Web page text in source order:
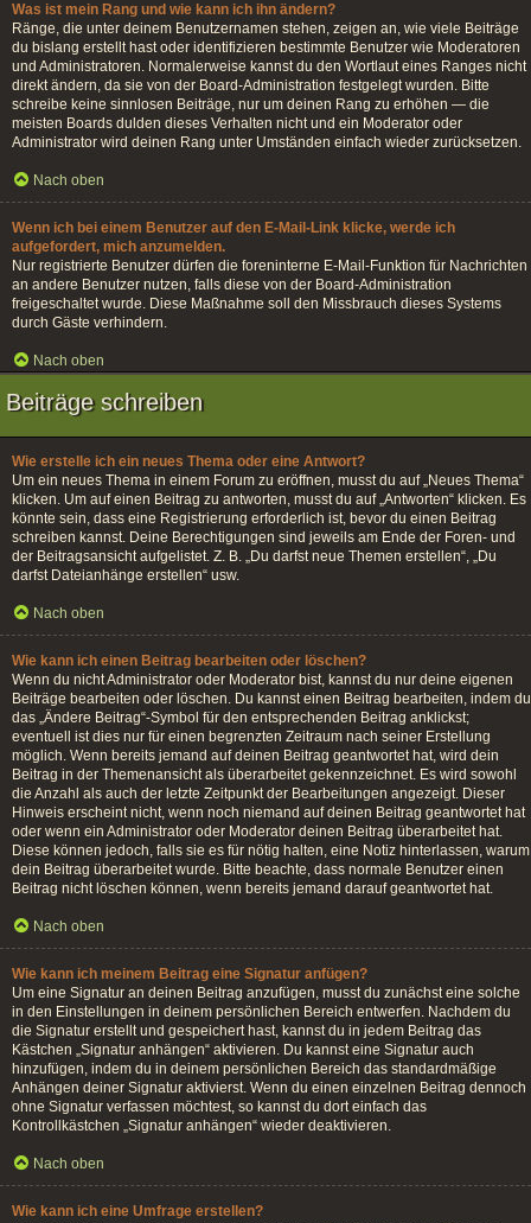
Was ist mein Rang und wie kann ich ihn ändern?
Ränge, die unter deinem Benutzernamen stehen, zeigen an, wie viele Beiträge
du bislang erstellt hast oder identifizieren bestimmte Benutzer wie Moderatoren
und Administratoren. Normalerweise kannst du den Wortlaut eines Ranges nicht
direkt ändern, da sie von der Board-Administration festgelegt wurden. Bitte
schreibe keine sinnlosen Beiträge, nur um deinen Rang zu erhöhen — die
meisten Boards dulden dieses Verhalten nicht und ein Moderator oder
Administrator wird deinen Rang unter Umständen einfach wieder zurücksetzen.
Nach oben
Wenn ich bei einem Benutzer auf den E-Mail-Link klicke, werde ich
aufgefordert, mich anzumelden.
Nur registrierte Benutzer dürfen die foreninterne E-Mail-Funktion für Nachrichten
an andere Benutzer nutzen, falls diese von der Board-Administration
freigeschaltet wurde. Diese Maßnahme soll den Missbrauch dieses Systems
durch Gäste verhindern.
Nach oben
Beiträge schreiben
Wie erstelle ich ein neues Thema oder eine Antwort?
Um ein neues Thema in einem Forum zu eröffnen, musst du auf „Neues Thema“
klicken. Um auf einen Beitrag zu antworten, musst du auf „Antworten“ klicken. Es
könnte sein, dass eine Registrierung erforderlich ist, bevor du einen Beitrag
schreiben kannst. Deine Berechtigungen sind jeweils am Ende der Foren- und
der Beitragsansicht aufgelistet. Z. B. „Du darfst neue Themen erstellen“, „Du
darfst Dateianhänge erstellen“ usw.
Nach oben
Wie kann ich einen Beitrag bearbeiten oder löschen?
Wenn du nicht Administrator oder Moderator bist, kannst du nur deine eigenen
Beiträge bearbeiten oder löschen. Du kannst einen Beitrag bearbeiten, indem du
das „Ändere Beitrag“-Symbol für den entsprechenden Beitrag anklickst;
eventuell ist dies nur für einen begrenzten Zeitraum nach seiner Erstellung
möglich. Wenn bereits jemand auf deinen Beitrag geantwortet hat, wird dein
Beitrag in der Themenansicht als überarbeitet gekennzeichnet. Es wird sowohl
die Anzahl als auch der letzte Zeitpunkt der Bearbeitungen angezeigt. Dieser
Hinweis erscheint nicht, wenn noch niemand auf deinen Beitrag geantwortet hat
oder wenn ein Administrator oder Moderator deinen Beitrag überarbeitet hat.
Diese können jedoch, falls sie es für nötig halten, eine Notiz hinterlassen, warum
dein Beitrag überarbeitet wurde. Bitte beachte, dass normale Benutzer einen
Beitrag nicht löschen können, wenn bereits jemand darauf geantwortet hat.
Nach oben
Wie kann ich meinem Beitrag eine Signatur anfügen?
Um eine Signatur an deinen Beitrag anzufügen, musst du zunächst eine solche
in den Einstellungen in deinem persönlichen Bereich entwerfen. Nachdem du
die Signatur erstellt und gespeichert hast, kannst du in jedem Beitrag das
Kästchen „Signatur anhängen“ aktivieren. Du kannst eine Signatur auch
hinzufügen, indem du in deinem persönlichen Bereich das standardmäßige
Anhängen deiner Signatur aktivierst. Wenn du einen einzelnen Beitrag dennoch
ohne Signatur verfassen möchtest, so kannst du dort einfach das
Kontrollkästchen „Signatur anhängen“ wieder deaktivieren.
Nach oben
Wie kann ich eine Umfrage erstellen?